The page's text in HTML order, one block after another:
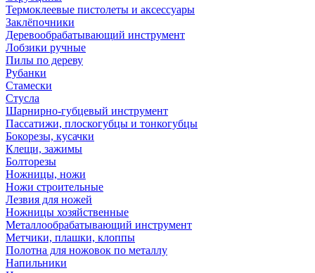
Термоклеевые пистолеты и аксессуары
Заклёпочники
Деревообрабатывающий инструмент
Лобзики ручные
Пилы по дереву
Рубанки
Стамески
Стусла
Шарнирно-губцевый инструмент
Пассатижи, плоскогубцы и тонкогубцы
Бокорезы, кусачки
Клещи, зажимы
Болторезы
Ножницы, ножи
Ножи строительные
Лезвия для ножей
Ножницы хозяйственные
Металлообрабатывающий инструмент
Метчики, плашки, клоппы
Полотна для ножовок по металлу
Напильники